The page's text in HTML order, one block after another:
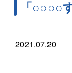
「○○○○
2021.07.20